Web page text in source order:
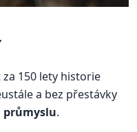
150 lety historie
a bez přestávky
průmyslu.